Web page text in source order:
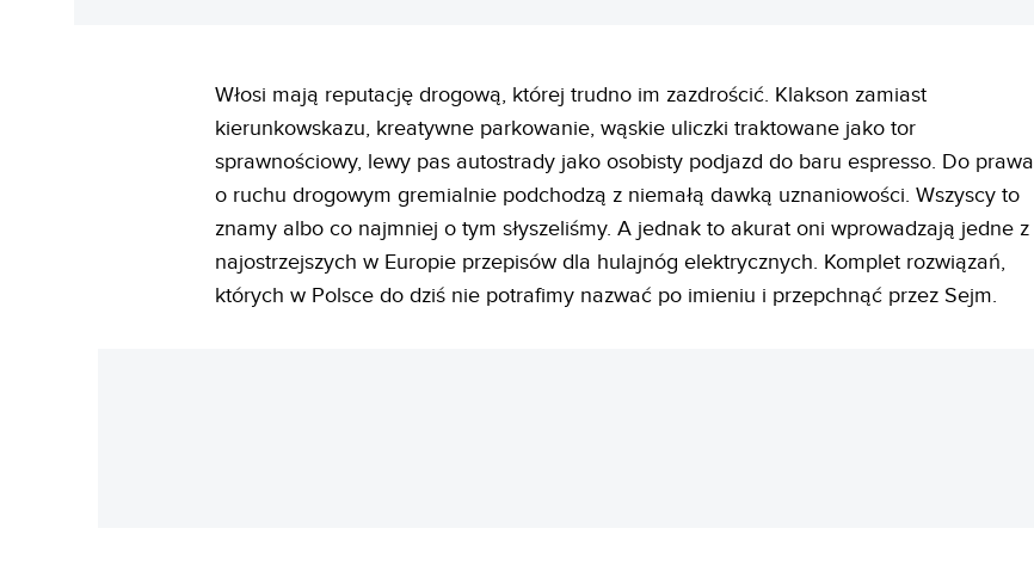
Włosi mają reputację drogową, której trudno im zazdrościć. Klakson zamiast
kierunkowskazu, kreatywne parkowanie, wąskie uliczki traktowane jako tor
sprawnościowy, lewy pas autostrady jako osobisty podjazd do baru espresso. Do prawa
o ruchu drogowym gremialnie podchodzą z niemałą dawką uznaniowości. Wszyscy to
znamy albo co najmniej o tym słyszeliśmy. A jednak to akurat oni wprowadzają jedne z
najostrzejszych w Europie przepisów dla hulajnóg elektrycznych. Komplet rozwiązań,
których w Polsce do dziś nie potrafimy nazwać po imieniu i przepchnąć przez Sejm.